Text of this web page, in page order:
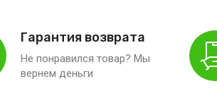
Гарантия возврата
Не понравился товар? Мы
вернем деньги